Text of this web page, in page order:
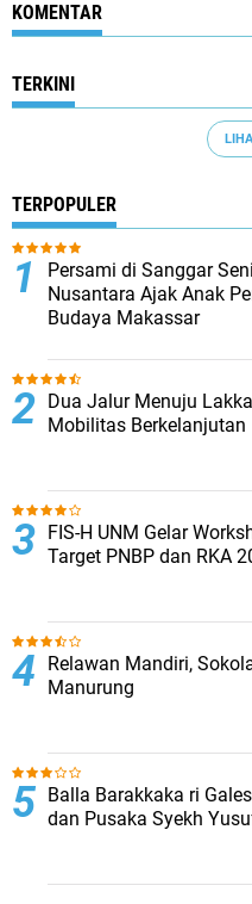
KOMENTAR
TERKINI
TERPOPULER
Persami di Sanggar
Nusantara Ajak Anak
Budaya Makassar
Dua Jalur Menuju
Mobilitas Berkelanjutan
FIS-H UNM Gelar
Target PNBP dan RKA
Relawan Mandiri,
Manurung
Balla Barakkaka ri
dan Pusaka Syekh